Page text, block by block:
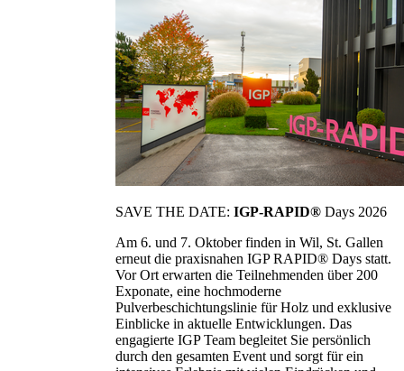
SAVE THE DATE: IGP-RAPID® Days 2026
Am 6. und 7. Oktober finden in Wil, St. Gallen
erneut die praxisnahen IGP RAPID® Days statt.
Vor Ort erwarten die Teilnehmenden über 200
Exponate, eine hochmoderne
Pulverbeschichtungslinie für Holz und exklusive
Einblicke in aktuelle Entwicklungen. Das
engagierte IGP Team begleitet Sie persönlich
durch den gesamten Event und sorgt für ein